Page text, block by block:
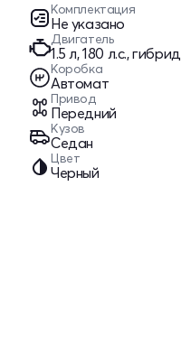
Комплектация
Не указано
Двигатель
1.5 л, 180 л.с., гибрид
Коробка
Автомат
Привод
Передний
Кузов
Седан
Цвет
Черный